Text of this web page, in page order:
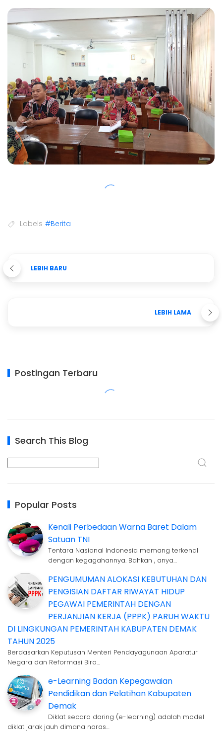
Labels #Berita
LEBIH BARU
LEBIH LAMA
Postingan Terbaru
Search This Blog
Popular Posts
Kenali Perbedaan Warna Baret Dalam
Satuan TNI
Tentara Nasional Indonesia memang terkenal
dengan kegagahannya. Bahkan , anya…
PENGUMUMAN ALOKASI KEBUTUHAN DAN
PENGISIAN DAFTAR RIWAYAT HIDUP
PEGAWAI PEMERINTAH DENGAN
PERJANJIAN KERJA (PPPK) PARUH WAKTU
DI LINGKUNGAN PEMERINTAH KABUPATEN DEMAK
TAHUN 2025
Berdasarkan Keputusan Menteri Pendayagunaan Aparatur
Negara dan Reformasi Biro…
e-Learning Badan Kepegawaian
Pendidikan dan Pelatihan Kabupaten
Demak
Diklat secara daring (e-learning) adalah model
diklat jarak jauh dimana naras…